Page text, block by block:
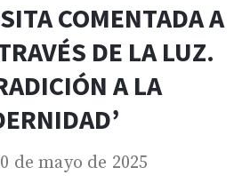
COMENTADA A
DE LA LUZ.
A LA
de mayo de 2025